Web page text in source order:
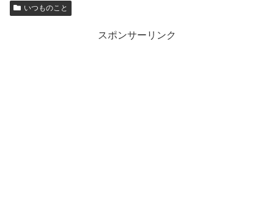
いつものこと
スポンサーリンク